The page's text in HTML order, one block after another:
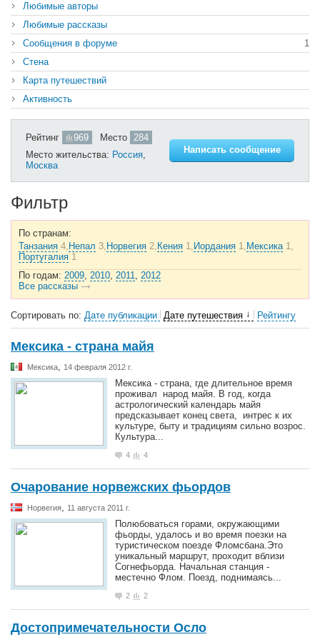
Любимые авторы
Любимые рассказы
Сообщения в форуме
1
Стена
Карта путешествий
Активность
Рейтинг 969 Место 284
Место жительства: Россия,
Москва
Написать сообщение
Фильтр
По странам:
Танзания 4, Непал 3, Норвегия 2, Кения 1, Иордания 1, Мексика1,
Португалия 1
По годам: 2009, 2010, 2011, 2012
Все рассказы
Сортировать по: Дате публикации Дате путешествия ↓ Рейтингу
Мексика - страна майя
Мексика, 14 февраля 2012 г.
Мексика - страна, где длительное время
проживал народ майя. В год, когда
астрологический календарь майя
предсказывает конец света, интрес к их
культуре, быту и традициям сильно возрос.
Культура...
4 4
Очарование норвежских фьордов
Норвегия, 11 августа 2011 г.
Полюбоваться горами, окружающими
фьорды, удалось и во время поезки на
туристическом поезде Фломсбана.Это
уникальный маршрут, проходит вблизи
Согнефьорда. Начальная станция -
местечно Флом. Поезд, поднимаясь...
2 2
Достопримечательности Осло